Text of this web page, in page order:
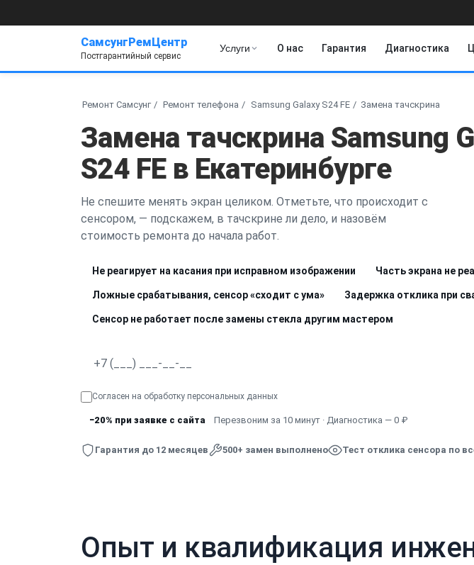
СамсунгРемЦентр
Постгарантийный сервис
Услуги О нас Гарантия Диагностика
Ремонт Самсунг Ремонт телефона Samsung Galaxy S24 FE Замена тачскрина
Замена тачскрина Samsung
S24 FE в Екатеринбурге
Не спешите менять экран целиком. Отметьте, что происходит с
сенсором, — подскажем, в тачскрине ли дело, и назовём
стоимость ремонта до начала работ.
Не реагирует на касания при исправном изображении Часть экрана не
Ложные срабатывания, сенсор «сходит с ума» Задержка отклика при
Сенсор не работает после замены стекла другим мастером
Согласен на обработку персональных данных
−20% при заявке с сайта Перезвоним за 10 минут · Диагностика — 0 ₽
Гарантия до 12 месяцев 500+ замен выполнено Тест отклика сенсора по
Опыт и квалификация